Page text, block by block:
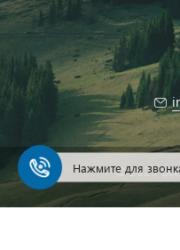
© 2023
Нажмите для